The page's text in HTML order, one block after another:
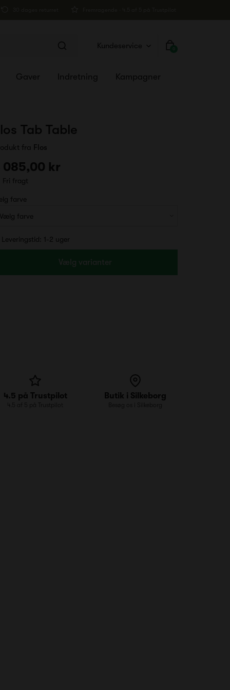
0
Kundeservice
Gaver Indretning Kampagner
Tab Table
fra Flos
085,00 kr
Fri fragt
farve
Leveringstid: 1-2 uger
Vælg varianter
4.5 på Trustpilot
4.5 af 5 på Trustpilot
Butik i Silkeborg
Besøg os i Silkeborg